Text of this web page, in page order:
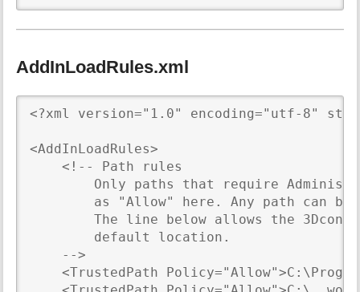
AddInLoadRules.xml
<?xml version="1.0" encoding="utf-8"
<AddInLoadRules>
<!--
Only paths that require
as
The line below allows the
        default location.
    -->
<TrustedPath